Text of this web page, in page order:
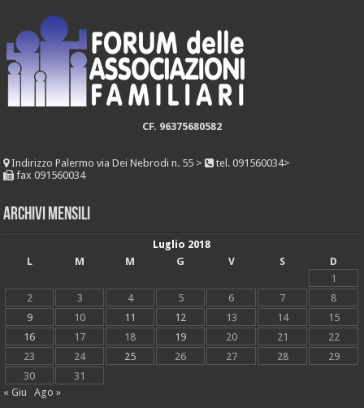
CF. 96375680582
IndirizzoPalermo via Dei Nebrodi n. 55 >
tel. 091560034>
fax 091560034
Archivi mensili
Luglio 2018
L
M M G V S
D
1
2
3 4 5 6 7
8
9
10 11 12 13 14
15
16
17 18 19 20 21
22
23
24 25 26 27 28
29
30
31
« Giu
Ago »